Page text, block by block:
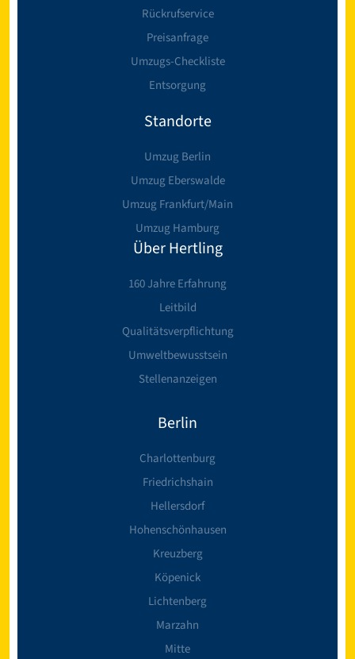
Rückrufservice
Preisanfrage
Umzugs-Checkliste
Entsorgung
Standorte
Umzug Berlin
Umzug Eberswalde
Umzug Frankfurt/Main
Umzug Hamburg
Über Hertling
160 Jahre Erfahrung
Leitbild
Qualitätsverpflichtung
Umweltbewusstsein
Stellenanzeigen
Berlin
Charlottenburg
Friedrichshain
Hellersdorf
Hohenschönhausen
Kreuzberg
Köpenick
Lichtenberg
Marzahn
Mitte